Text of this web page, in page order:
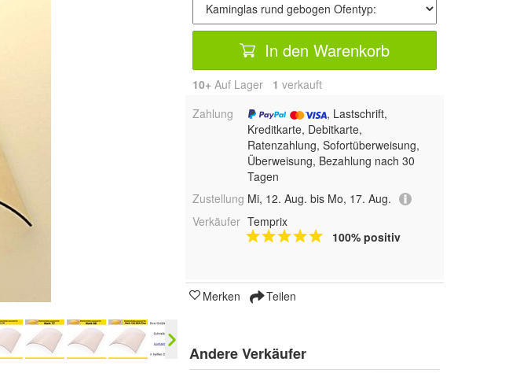
In den Warenkorb
10+ Auf Lager 1 verkauft
Zahlung
, Lastschrift,
Kreditkarte, Debitkarte,
Ratenzahlung, Sofortüberweisung,
Überweisung, Bezahlung nach 30
Tagen
Zustellung Mi, 12. Aug. bis Mo, 17. Aug.
Verkäufer Temprix
100% positiv
Merken Teilen
Andere Verkäufer